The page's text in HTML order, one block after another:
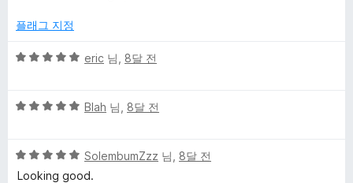
플래그 지정
5
점
점
eric 님, 8달 전
5
점
에
Blah 님, 8달 전
5
점
SolembumZzz 님, 8달 전
Looking good.